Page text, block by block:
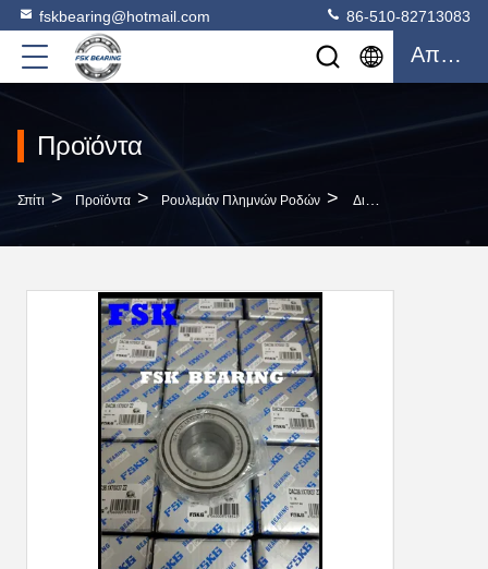
fskbearing@hotmail.com 86-510-82713083
Απόσπασμα
Προϊόντα
Σπίτι > Προϊόντα > Ρουλεμάν Πλημνών Ροδών > Διπλή Πλήμνη Ροδών Υπόλοιπου Κόσμου DAC38.1X70X32 ZZ Αυτόματη Που Αντέχει Gcr15, ABEC -5